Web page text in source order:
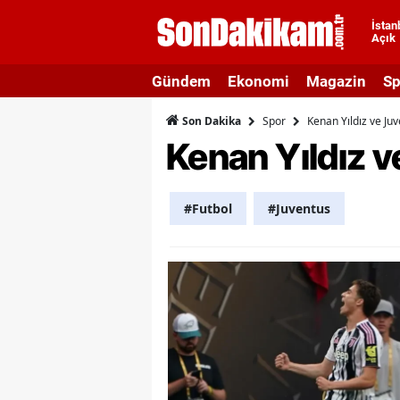
Açık
Gündem Ekonomi Magazin
Son Dakika Spor Kenan Yıldız ve
Kenan Yıldız
#Futbol #Juventus